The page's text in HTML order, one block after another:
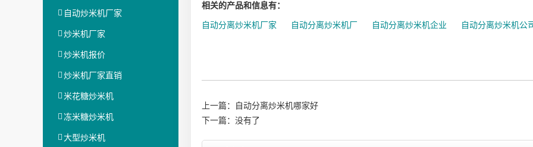
自动炒米机厂家
炒米机厂家
炒米机报价
炒米机厂家直销
米花糖炒米机
冻米糖炒米机
大型炒米机
相关的产品和信息有：
自动分离炒米机厂家 自动分离炒米机厂 自动分离炒米机企业 自动分离炒米机公
上一篇：
自动分离炒米机哪家好
下一篇：没有了